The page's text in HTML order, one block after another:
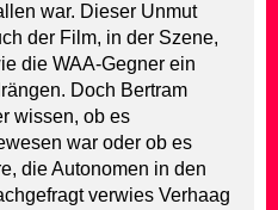
war. Dieser Unmut
der Film, in der Szene,
die WAA-Gegner ein
Doch Bertram
wissen, ob es
war oder ob es
die Autonomen in den
verwies Verhaag